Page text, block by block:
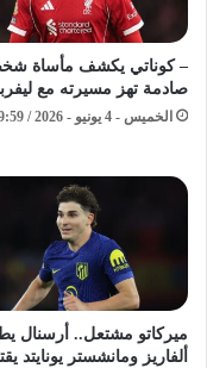
– كوناتي يكشف مأساة
صادمة تهز مسيرته مع
الخميس - 4 يونيو - 2026 / 9:59 صباحًا
ميركاتو مشتعل.. أرسنال
ألفاريز ومانشستر يونايتد